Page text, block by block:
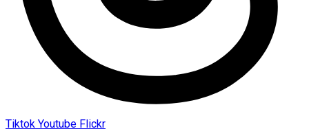
Tiktok Youtube Flickr